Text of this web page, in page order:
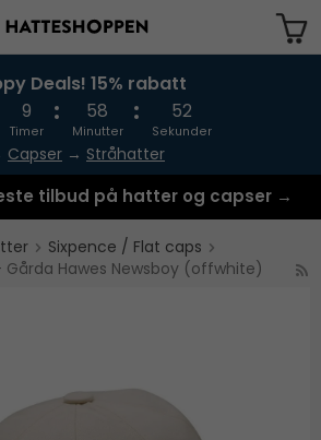
har blitt lagt til i handlekurven
Deals! 15% rabatt
9
Timer
58
Minutter
52
Sekunder
Capser → Stråhatter
tilbud på hatter og capser →
Sixpence / Flat caps
Hawes Newsboy (offwhite)